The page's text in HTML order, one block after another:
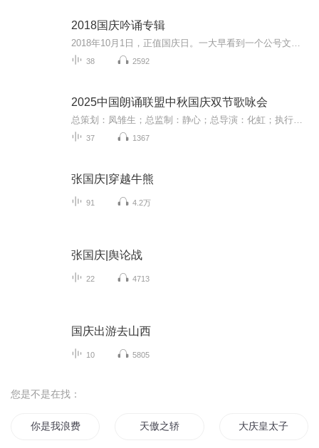
2018国庆吟诵专辑
38 2592
2025中国朗诵联盟中秋国庆双节歌咏会
37 1367
张国庆|穿越牛熊
91 4.2万
张国庆|舆论战
22 4713
国庆出游去山西
10 5805
您是不是在找：
你是我浪费的青春 天傲之轿 大庆皇太子